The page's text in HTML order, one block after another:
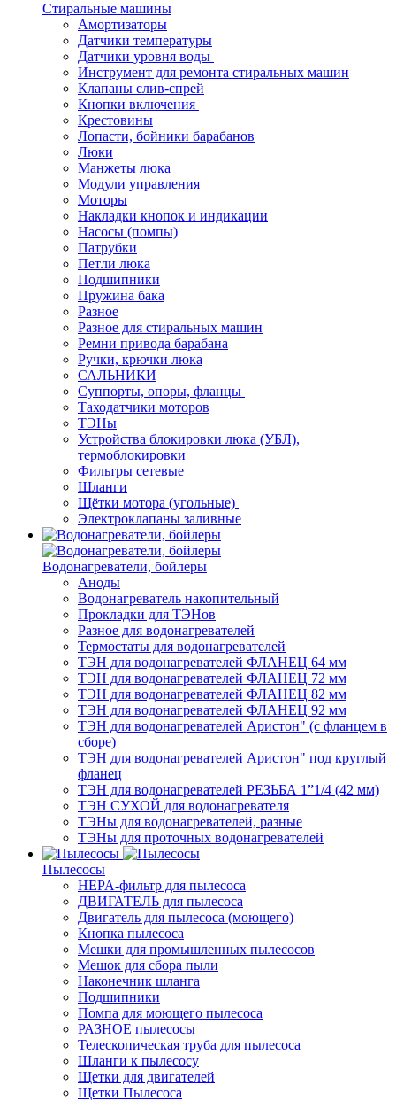
Стиральные машины
Амортизаторы
Датчики температуры
Датчики уровня воды
Инструмент для ремонта стиральных машин
Клапаны слив-спрей
Кнопки включения
Крестовины
Лопасти, бойники барабанов
Люки
Манжеты люка
Модули управления
Моторы
Накладки кнопок и индикации
Насосы (помпы)
Патрубки
Петли люка
Подшипники
Пружина бака
Разное
Разное для стиральных машин
Ремни привода барабана
Ручки, крючки люка
САЛЬНИКИ
Суппорты, опоры, фланцы
Таходатчики моторов
ТЭНы
Устройства блокировки люка (УБЛ),
термоблокировки
Фильтры сетевые
Шланги
Щётки мотора (угольные)
Электроклапаны заливные
Водонагреватели, бойлеры
Аноды
Водонагреватель накопительный
Прокладки для ТЭНов
Разное для водонагревателей
Термостаты для водонагревателей
ТЭН для водонагревателей ФЛАНЕЦ 64 мм
ТЭН для водонагревателей ФЛАНЕЦ 72 мм
ТЭН для водонагревателей ФЛАНЕЦ 82 мм
ТЭН для водонагревателей ФЛАНЕЦ 92 мм
ТЭН для водонагревателей Аристон" (с фланцем в
сборе)
ТЭН для водонагревателей Аристон" под круглый
фланец
ТЭН для водонагревателей РЕЗЬБА 1”1/4 (42 мм)
ТЭН СУХОЙ для водонагревателя
ТЭНы для водонагревателей, разные
ТЭНы для проточных водонагревателей
Пылесосы
HEPA-фильтр для пылесоса
ДВИГАТЕЛЬ для пылесоса
Двигатель для пылесоса (моющего)
Кнопка пылесоса
Мешки для промышленных пылесосов
Мешок для сбора пыли
Наконечник шланга
Подшипники
Помпа для моющего пылесоса
РАЗНОЕ пылесосы
Телескопическая труба для пылесоса
Шланги к пылесосу
Щетки для двигателей
Щетки Пылесоса